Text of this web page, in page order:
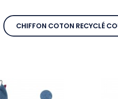
CHIFFON COTON RECYCLÉ